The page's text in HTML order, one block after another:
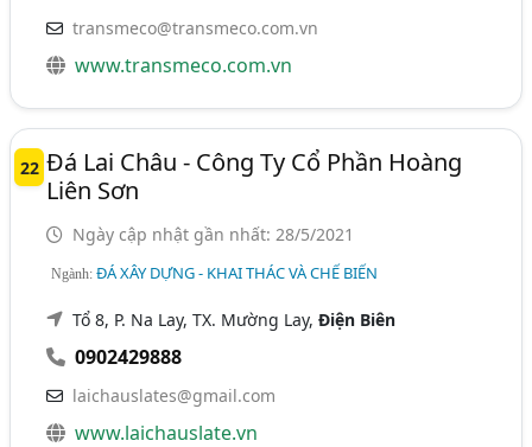
transmeco@transmeco.com.vn
www.transmeco.com.vn
22 Đá Lai Châu - Công Ty Cổ Phần Hoàng
Liên Sơn
Ngày cập nhật gần nhất: 28/5/2021
Ngành:ĐÁ XÂY DỰNG - KHAI THÁC VÀ CHẾ BIẾN
Tổ 8, P. Na Lay, TX. Mường Lay,Điện Biên
0902429888
laichauslates@gmail.com
www.laichauslate.vn